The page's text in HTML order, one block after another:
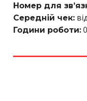
Номер для
Середній чек:
Години роботи: